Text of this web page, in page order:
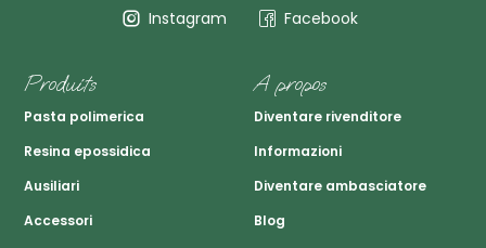
Instagram Facebook
Produits
Pasta polimerica
Resina epossidica
Ausiliari
Accessori
A propos
Diventare rivenditore
Informazioni
Diventare ambasciatore
Blog